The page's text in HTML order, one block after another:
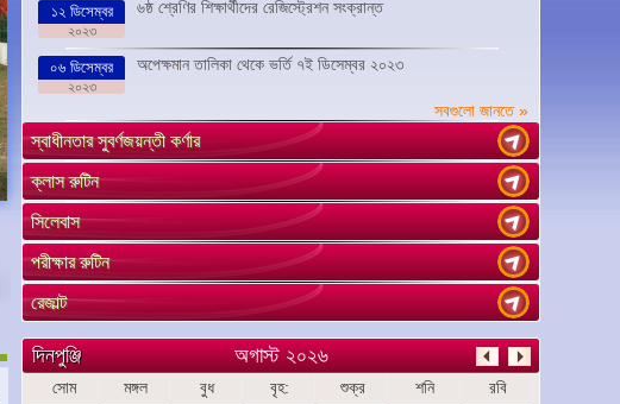
১২ ডিসেম্বর
২০২৩
৬ষ্ঠ শ্রেণির শিক্ষার্থীদের রেজিস্ট্রেশন সংক্রান্ত
০৬ ডিসেম্বর
২০২৩
অপেক্ষমান তালিকা থেকে ভর্তি ৭ই ডিসেম্বর ২০২৩
সবগুলো জানতে »
স্বাধীনতার সুবর্ণজয়ন্তী কর্ণার
ক্লাস রুটিন
সিলেবাস
পরীক্ষার রুটিন
রেজাল্ট
দিনপুঞ্জি অগাস্ট ২০২৬
সোম মঙ্গল বুধ বৃহ: শুক্র শনি রবি